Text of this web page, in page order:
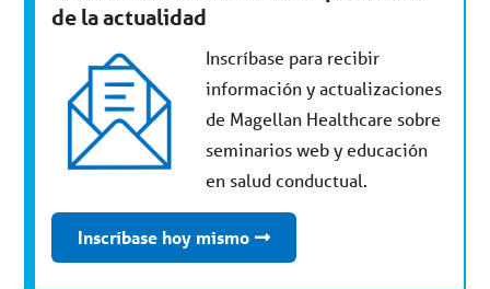
de la actualidad
Inscríbase para recibir
información y actualizaciones
de Magellan Healthcare sobre
seminarios web y educación
en salud conductual.
Inscríbase hoy mismo